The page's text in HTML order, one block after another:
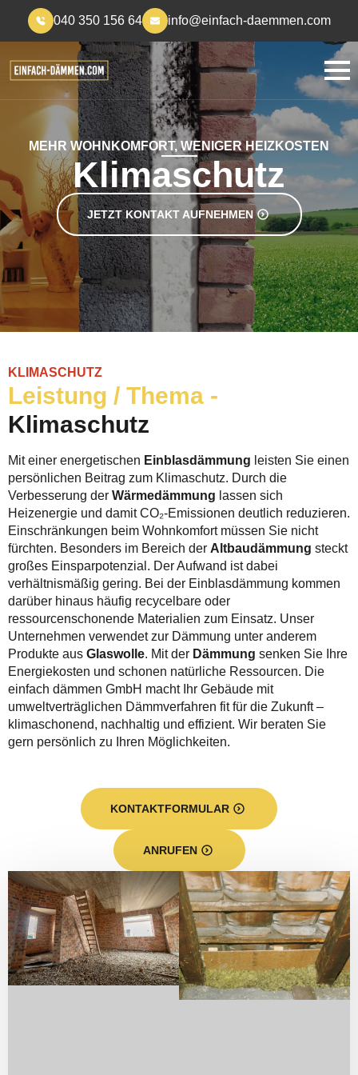
040 350 156 64 info@einfach-daemmen.com
MEHR WOHNKOMFORT, WENIGER HEIZKOSTEN
Klimaschutz
JETZT KONTAKT AUFNEHMEN
KLIMASCHUTZ
Leistung / Thema -
Klimaschutz
Mit einer energetischen Einblasdämmung leisten Sie einen
persönlichen Beitrag zum Klimaschutz. Durch die
Verbesserung der Wärmedämmung lassen sich
Heizenergie und damit CO₂-Emissionen deutlich reduzieren.
Einschränkungen beim Wohnkomfort müssen Sie nicht
fürchten. Besonders im Bereich der Altbaudämmung steckt
großes Einsparpotenzial. Der Aufwand ist dabei
verhältnismäßig gering. Bei der Einblasdämmung kommen
darüber hinaus häufig recycelbare oder
ressourcenschonende Materialien zum Einsatz. Unser
Unternehmen verwendet zur Dämmung unter anderem
Produkte aus Glaswolle. Mit der Dämmung senken Sie Ihre
Energiekosten und schonen natürliche Ressourcen. Die
einfach dämmen GmbH macht Ihr Gebäude mit
umweltverträglichen Dämmverfahren fit für die Zukunft –
klimaschonend, nachhaltig und effizient. Wir beraten Sie
gern persönlich zu Ihren Möglichkeiten.
KONTAKTFORMULAR
ANRUFEN